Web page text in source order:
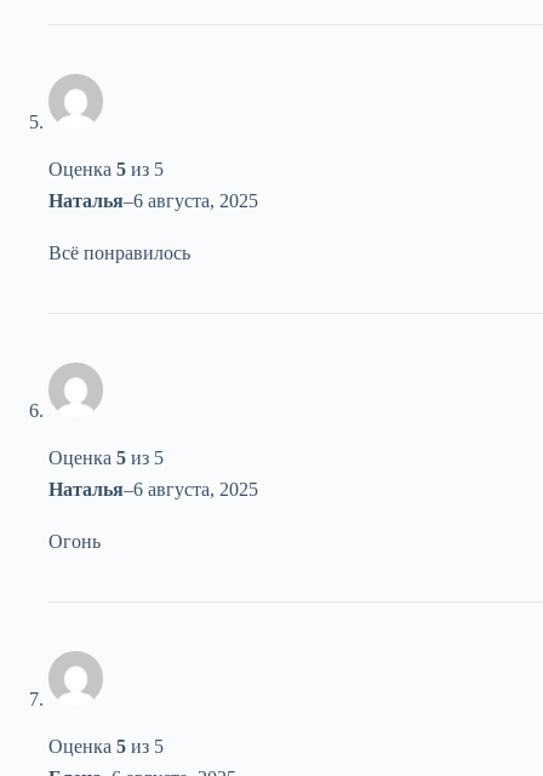
Оценка 5 из 5
Наталья–6 августа, 2025
Всё понравилось
Оценка 5 из 5
Наталья–6 августа, 2025
Огонь
Оценка 5 из 5